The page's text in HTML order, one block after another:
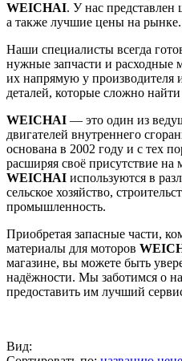
WEICHAI. У нас
а также лучшие цены на рынке.
Наши специалисты всегда
нужные запчасти и расходные
их напрямую у производителя
деталей, которые сложно
WEICHAI — это один из
двигателей внутреннего
основана в 2002 году и с тех
расширяя своё присутствие
WEICHAI используются в
сельское хозяйство,
промышленность.
Приобретая запасные части,
материалы для моторов
магазине, вы можете быть
надёжности. Мы заботимся о
предоставить им лучший
Вид: